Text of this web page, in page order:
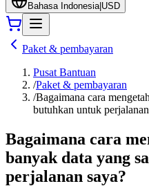
Bahasa Indonesia| USD
Paket & pembayaran
Pusat Bantuan
/Paket & pembayaran
/Bagaimana cara
butuhkan untuk
Bagaimana cara
banyak data yang
perjalanan saya?